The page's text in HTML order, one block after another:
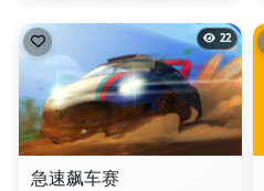
22
急速飙车赛